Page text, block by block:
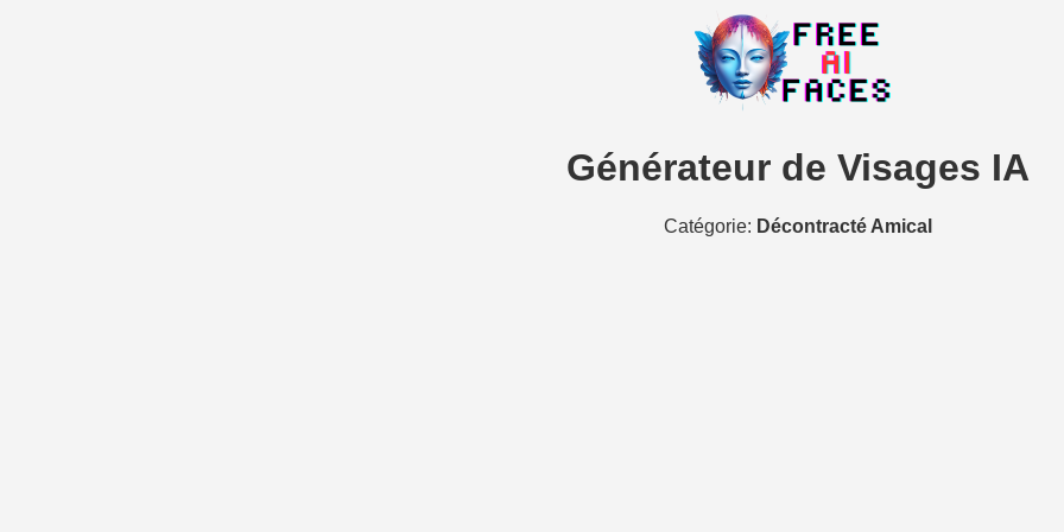
Générateur de Visages IA
Catégorie: Décontracté Amical